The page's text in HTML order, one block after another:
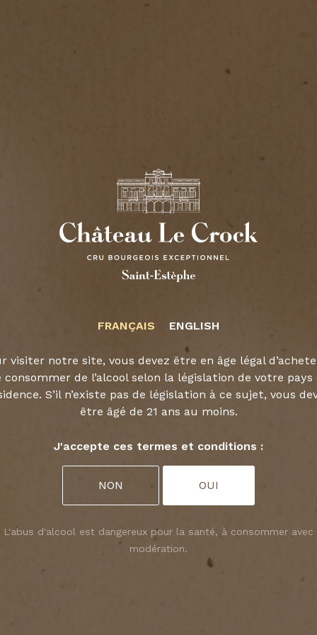
CROCK
DÉCOUVRIR
FRANÇAIS ENGLISH
visiter notre site, vous devez être en âge légal
consommer de l’alcool selon la législation de votre pays
S’il n’existe pas de législation à ce sujet, vous
être âgé de 21 ans au moins.
J'accepte ces termes et conditions :
NON OUI
L'abus d'alcool est dangereux pour la santé, à consommer avec
modération.